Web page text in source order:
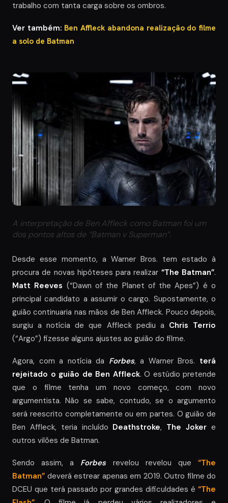
trabalho com tanta carga sobre os ombros.
Ver também: Ben Affleck abandona realização do filme
a solo de Batman
A interpretação de Ben Affleck como Batman foi um
dos pontos altos de “Batman v Superman”.
Desde esse momento, a Warner Bros. tem estado à
procura de novas hipóteses para realizar “The Batman”.
Matt Reeves (“Dawn of the Planet of the Apes”) é o
principal candidato a assumir o cargo. Supostamente, o
guião continuaria nas mãos de Ben Affleck. Pouco depois,
surgiu a notícia de que Affleck pediu a Chris Terrio
(“Argo”) fizesse alguns ajustes ao guião do filme.
Agora, com a notícia da Forbes, a Warner Bros. terá
rejeitado o guião de Ben Affleck. O estúdio pretende
que o filme tenha um novo começo, com novo
argumentista. Não se sabe, contudo, se o argumento
será reescrito completamente ou em partes. O guião de
Ben Affleck, teria incluído Deathstroke, The Joker e
outros vilões de Batman.
Sendo assim, a Forbes revelou revelou que“The
Batman” deverá estrear apenas em 2019. Outro filme do
DCEU que terá passado por grandes dificuldades é “The